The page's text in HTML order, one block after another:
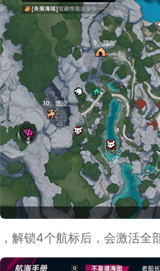
锁4个航标后，会激活全